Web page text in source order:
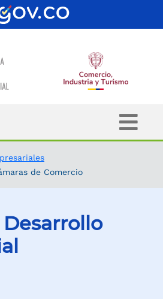
de Comercio